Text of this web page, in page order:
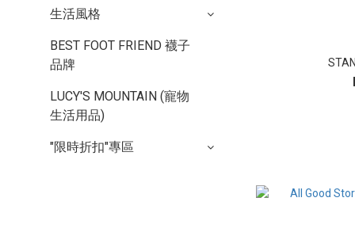
生活風格
BEST FOOT FRIEND 襪子
品牌
LUCY'S MOUNTAIN (寵物
生活用品)
"限時折扣"專區